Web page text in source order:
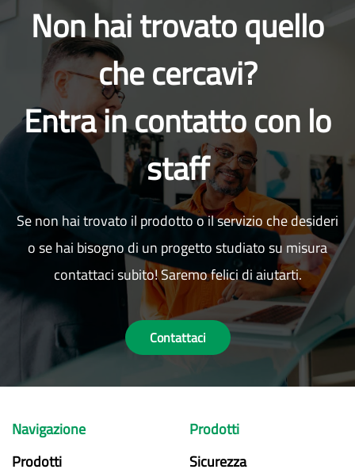
Non hai trovato quello
che cercavi?
Entra in contatto con lo
staff
Se non hai trovato il prodotto o il servizio che desideri
o se hai bisogno di un progetto studiato su misura
contattaci subito! Saremo felici di aiutarti.
Contattaci
Navigazione
Prodotti
Prodotti
Sicurezza